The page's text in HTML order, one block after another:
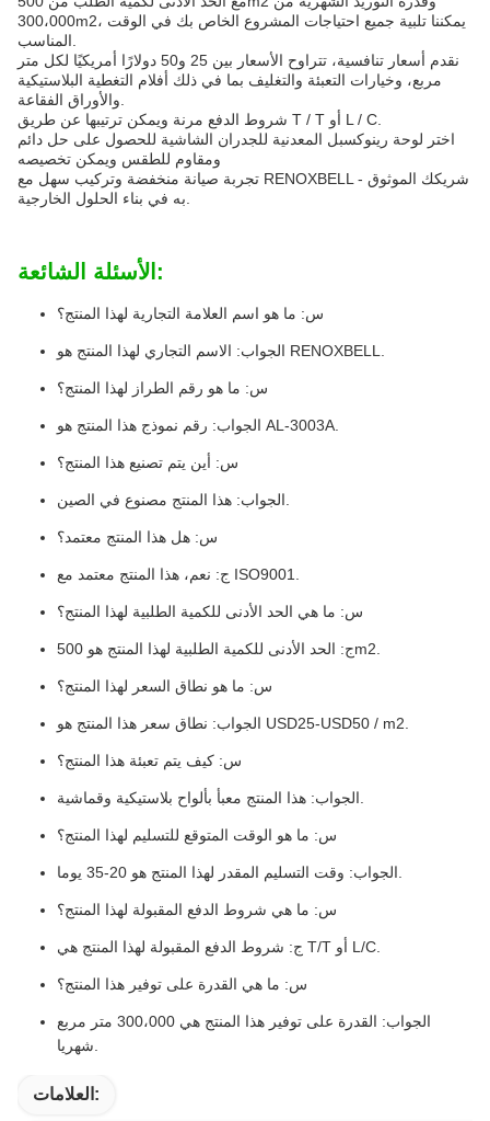
300،000m2، يمكننا تلبية جميع احتياجات المشروع الخاص بك في الوقت
المناسب.
نقدم أسعار تنافسية، تتراوح الأسعار بين 25 و50 دولارًا أمريكيًا لكل متر
مربع، وخيارات التعبئة والتغليف بما في ذلك أفلام التغطية البلاستيكية
والأوراق الفقاعة.
شروط الدفع مرنة ويمكن ترتيبها عن طريق T / T أو L / C.
اختر لوحة رينوكسبل المعدنية للجدران الشاشية للحصول على حل دائم
ومقاوم للطقس ويمكن تخصيصه
تجربة صيانة منخفضة وتركيب سهل مع RENOXBELL - شريكك الموثوق
به في بناء الحلول الخارجية.
الأسئلة الشائعة:
س: ما هو اسم العلامة التجارية لهذا المنتج؟
الجواب: الاسم التجاري لهذا المنتج هو RENOXBELL.
س: ما هو رقم الطراز لهذا المنتج؟
الجواب: رقم نموذج هذا المنتج هو AL-3003A.
س: أين يتم تصنيع هذا المنتج؟
الجواب: هذا المنتج مصنوع في الصين.
س: هل هذا المنتج معتمد؟
ج: نعم، هذا المنتج معتمد مع ISO9001.
س: ما هي الحد الأدنى للكمية الطلبية لهذا المنتج؟
ج: الحد الأدنى للكمية الطلبية لهذا المنتج هو 500m2.
س: ما هو نطاق السعر لهذا المنتج؟
الجواب: نطاق سعر هذا المنتج هو USD25-USD50 / m2.
س: كيف يتم تعبئة هذا المنتج؟
الجواب: هذا المنتج معبأ بألواح بلاستيكية وقماشية.
س: ما هو الوقت المتوقع للتسليم لهذا المنتج؟
الجواب: وقت التسليم المقدر لهذا المنتج هو 20-35 يوما.
س: ما هي شروط الدفع المقبولة لهذا المنتج؟
ج: شروط الدفع المقبولة لهذا المنتج هي T/T أو L/C.
س: ما هي القدرة على توفير هذا المنتج؟
الجواب: القدرة على توفير هذا المنتج هي 300،000 متر مربع
شهريا.
العلامات: